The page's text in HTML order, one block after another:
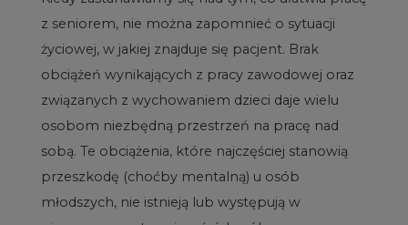
z seniorem, nie można zapomnieć o sytuacji
życiowej, w jakiej znajduje się pacjent. Brak
obciążeń wynikających z pracy zawodowej oraz
związanych z wychowaniem dzieci daje wielu
osobom niezbędną przestrzeń na pracę nad
sobą. Te obciążenia, które najczęściej stanowią
przeszkodę (choćby mentalną) u osób
młodszych, nie istnieją lub występują w